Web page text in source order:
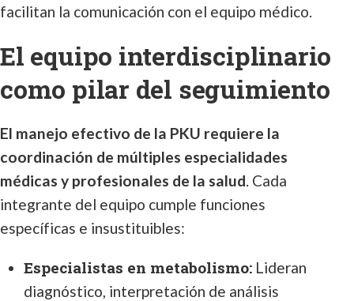
facilitan la comunicación con el equipo médico.
El equipo interdisciplinario
como pilar del seguimiento
El manejo efectivo de la PKU requiere la
coordinación de múltiples especialidades
médicas y profesionales de la salud. Cada
integrante del equipo cumple funciones
específicas e insustituibles:
Especialistas en metabolismo: Lideran
diagnóstico, interpretación de análisis